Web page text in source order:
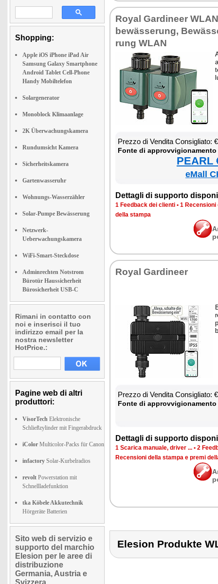
Shopping:
Apple iOS iPhone iPad Air
Samsung Galaxy Smartphone
Android Tablet Cell-Phone
Handy Mobiltelefon
Solargenerator
Monoblock Klimaanlage
2K Überwachungskamera
Rundumsicht Kamera
Sicherheitskamera
Gartenwasseruhr
Wohnungs-Wasserzähler
Solar-Pumpe Bewässerung
Netzwerk-
Ueberwachungskamera
WiFi-Smart-Steckdose
Adminrechten Notstrom
Bürotür Haussicherheit
Bürosicherheit USB-C
Rimani in contatto con
noi e inserisci il tuo
indirizzo email per la
nostra newsletter
HotPrice.:
Pagine web di altri
produttori:
VisorTech Elektronische
Schließzylinder mit Fingerabdruck
iColor Multicolor-Packs für Canon
infactory Solar-Kurbelradios
revolt Powerstation mit
Schnellladefunktion
tka Köbele Akkutechnik
Hörgeräte Batterien
Sito web di servizio e
supporto del marchio
Elesion per le aree di
distribuzione
Germania, Austria e
Svizzera
Royal Gar­di­neer
bewässe­rung,
rung WLAN
Prez­zo di Ven­di­ta Con­si­glia­to:
Fon­te di
PEARL
eMall
Det­ta­gli di sup­por­to
1 Feed­back dei clien­ti • 1 Re­cen­sio­ni
del­la stam­pa
Royal Gar­di­neer
Prez­zo di Ven­di­ta Con­si­glia­to:
Fon­te di
Det­ta­gli di sup­por­to
1 Sca­ri­ca ma­nua­le, dri­ver ... • 2
Re­cen­sio­ni del­la stam­pa e pre­mi
Elesion Produkte